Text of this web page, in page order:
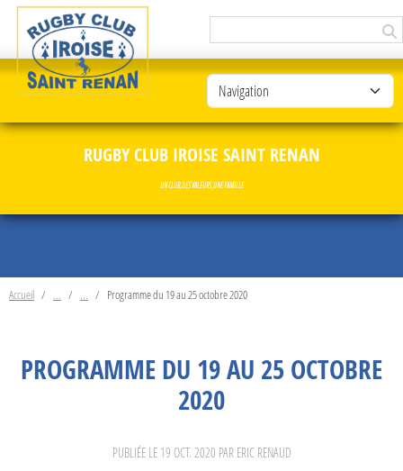
RUGBY CLUB IROISE SAINT RENAN
UN CLUB, DES VALEURS, UNE FAMILLE
Accueil Programme du 19 au 25 octobre 2020
PROGRAMME DU 19 AU 25 OCTOBRE
2020
PUBLIÉE LE 19 OCT. 2020 PAR ERIC RENAUD
Panneau de gestion des cookies